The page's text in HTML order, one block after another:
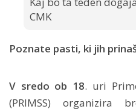
CMK
Poznate pasti, ki jih
V sredo ob 18. uri
(PRIMSS) organizira